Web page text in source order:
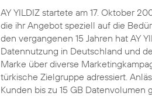
AY YILDIZ startete am 17. Oktober
die ihr Angebot speziell auf die
den vergangenen 15 Jahren hat AY
Datennutzung in Deutschland und
Marke über diverse
türkische Zielgruppe adressiert.
Kunden bis zu 15 GB Datenvolumen